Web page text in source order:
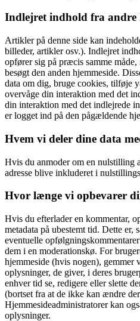
Indlejret indhold fra andre
Artikler på denne side kan
billeder, artikler osv.). Indlejret
opfører sig på præcis samme
besøgt den anden hjemmeside.
data om dig, bruge cookies, tilføje
overvåge din interaktion med det
din interaktion med det indlejrede
er logget ind på den pågældende
Hvem vi deler dine data
Hvis du anmoder om en nulstilling
adresse blive inkluderet i
Hvor længe vi opbevarer
Hvis du efterlader en kommentar,
metadata på ubestemt tid. Dette er,
eventuelle
dem i en moderationskø. For
hjemmeside (hvis nogen), gemmer
oplysninger, de giver, i deres
enhver tid se, redigere eller slette
(bortset fra at de ikke kan ændre
Hjemmesideadministratorer kan
oplysninger.